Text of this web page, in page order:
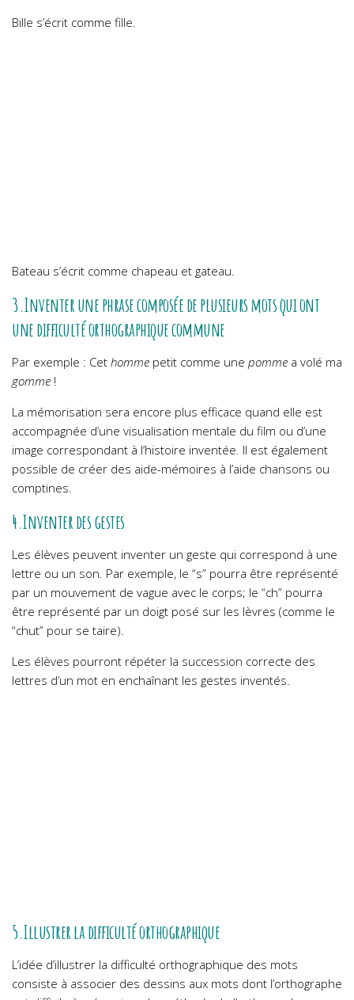
Bille s’écrit comme fille.
Bateau s’écrit comme chapeau et gateau.
3.Inventer une phrase composée de plusieurs mots qui ont
une difficulté orthographique commune
Par exemple : Cet homme petit comme une pomme a volé ma
gomme !
La mémorisation sera encore plus efficace quand elle est
accompagnée d’une visualisation mentale du film ou d’une
image correspondant à l’histoire inventée. Il est également
possible de créer des aide-mémoires à l’aide chansons ou
comptines.
4.Inventer des gestes
Les élèves peuvent inventer un geste qui correspond à une
lettre ou un son. Par exemple, le “s” pourra être représenté
par un mouvement de vague avec le corps; le “ch” pourra
être représenté par un doigt posé sur les lèvres (comme le
“chut” pour se taire).
Les élèves pourront répéter la succession correcte des
lettres d’un mot en enchaînant les gestes inventés.
5.Illustrer la difficulté orthographique
L’idée d’illustrer la difficulté orthographique des mots
consiste à associer des dessins aux mots dont l’orthographe